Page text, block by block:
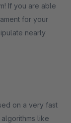
If you are able
for your
nearly
on a very fast
like